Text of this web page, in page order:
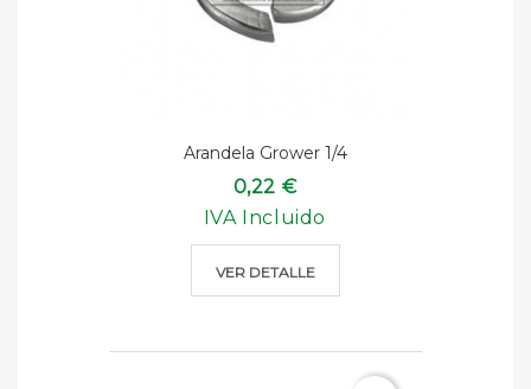
Arandela Grower 1/4
0,22 €
IVA Incluido
VER DETALLE